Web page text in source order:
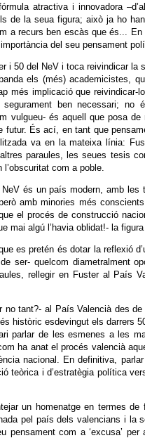
atractiva i innovadora
de la seua figura; això ja ho
a recurs ben escàs que és...
del seu pensament
i 50 del NeV i toca reivindicar la
els (més) academicistes,
més implicació que reivindicar-
ben necessari; no
vulgueu- és aquell que posa
futur. És ací, en tant que
va en la mateixa línia:
paraules, les seues tesis
com a poble.
és un país modern, amb les
amb minories més
el procés de construcció
mai algú l’havia oblidat!- la figura
es pretén és dotar la reflexió
ser- quelcom diametralment
rellegir en Fuster al País
no tant?- al País Valencià des
històric esdevingut els darrers
parlar de les esmenes a les
ha anat el procés valencià
nacional. En definitiva,
teòrica i d’estratègia política
un homenatge en termes
pel país dels valencians i la
pensament com a ‘excusa’